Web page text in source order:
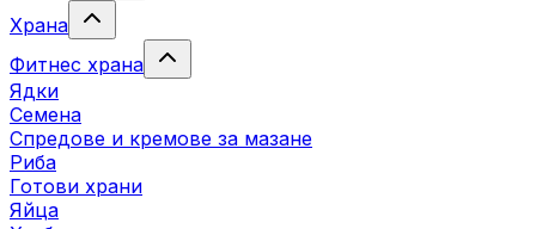
Храна
Фитнес храна
Ядки
Семена
Спредове и кремове за мазане
Риба
Готови храни
Яйца